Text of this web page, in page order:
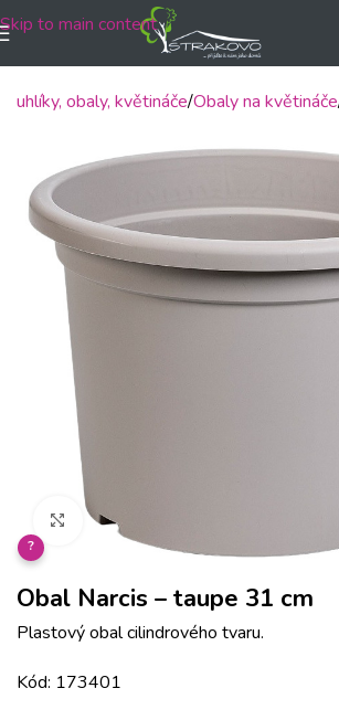
Skip to main content
Truhlíky, obaly, květináče Obaly na květináče
Klikněte pro zvětšení
?
Obal Narcis – taupe 31 cm
Plastový obal cilindrového tvaru.
Kód: 173401